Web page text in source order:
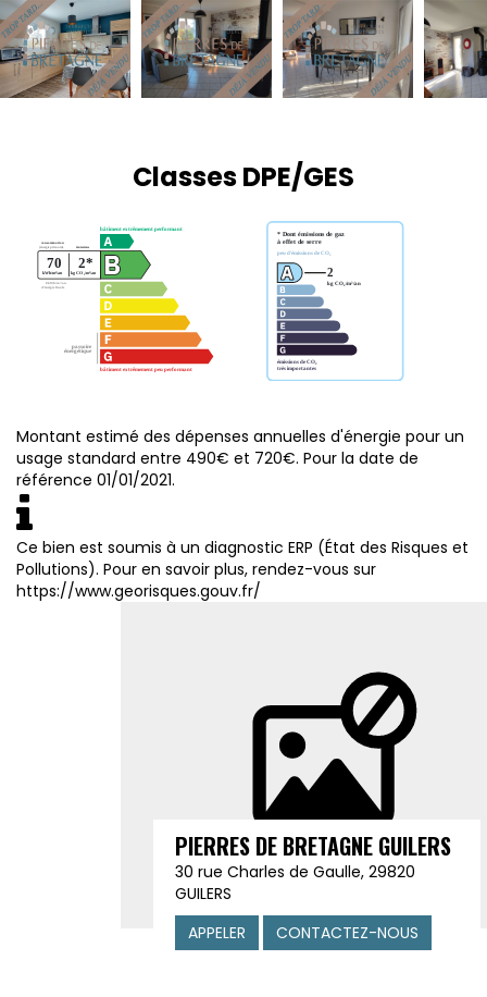
Classes DPE/GES
Montant estimé des dépenses annuelles d'énergie pour un
usage standard entre 490€ et 720€. Pour la date de
référence 01/01/2021.
Ce bien est soumis à un diagnostic ERP (État des Risques et
Pollutions). Pour en savoir plus, rendez-vous sur
https://www.georisques.gouv.fr/
PIERRES DE BRETAGNE GUILERS
30 rue Charles de Gaulle, 29820
GUILERS
APPELER
CONTACTEZ-NOUS